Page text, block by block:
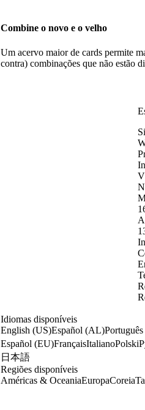
Combine o novo e o velho
Um acervo maior de cards permite
contra) combinações que não estão
Idiomas disponíveis
English (US)Español (AL)
Español (EU)FrançaisItalianoPolski
日本語
Regiões disponíveis
Américas & OceaniaEuropaCoreia